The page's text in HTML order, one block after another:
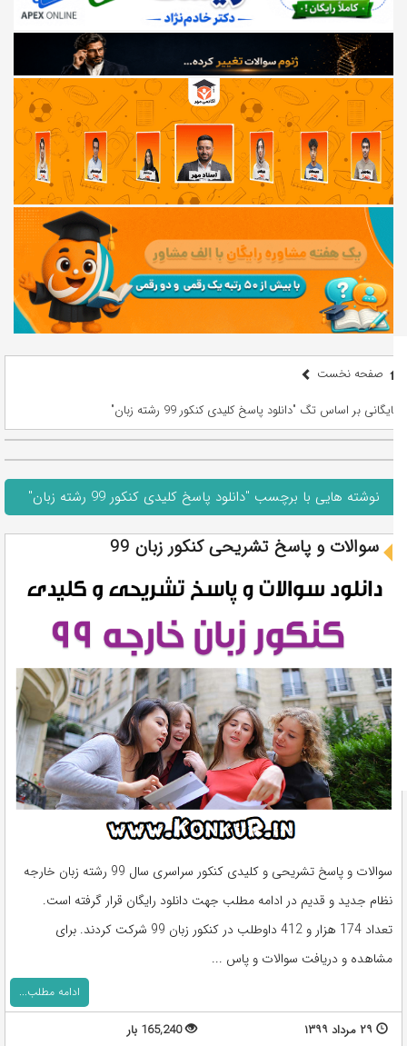
صفحه نخست
بایگانی بر اساس تگ "دانلود پاسخ کلیدی کنکور 99 رشته زبان"
نوشته هایی با برچسب "دانلود پاسخ کلیدی کنکور 99 رشته زبان"
سوالات و پاسخ تشریحی کنکور زبان 99
سوالات و پاسخ تشریحی و کلیدی کنکور سراسری سال 99 رشته زبان خارجه
نظام جدید و قدیم در ادامه مطلب جهت دانلود رایگان قرار گرفته است.
تعداد 174 هزار و 412 داوطلب در کنکور زبان 99 شرکت کردند. برای
مشاهده و دریافت سوالات و پاس ...
ادامه مطلب...
۲۹ مرداد ۱۳۹۹ 165,240 بار